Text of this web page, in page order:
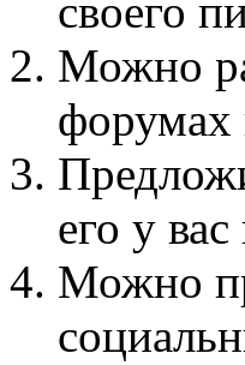
своего
Можно
форумах
его у
Можно